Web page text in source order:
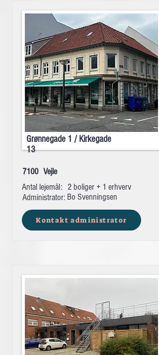
Grønnegade 1 / Kirkegade
13
7100 Vejle
Antal lejemål:
Administrator:
2 boliger + 1 erhverv
Bo Svenningsen
Kontakt administrator